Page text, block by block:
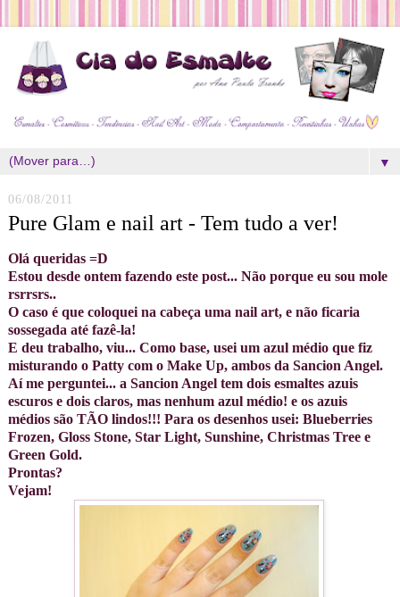
▼
06/08/2011
Pure Glam e nail art - Tem tudo a ver!
Olá queridas =D
Estou desde ontem fazendo este post... Não porque eu sou mole
rsrrsrs..
O caso é que coloquei na cabeça uma nail art, e não ficaria
sossegada até fazê-la!
E deu trabalho, viu... Como base, usei um azul médio que fiz
misturando o Patty com o Make Up, ambos da Sancion Angel.
Aí me perguntei... a Sancion Angel tem dois esmaltes azuis
escuros e dois claros, mas nenhum azul médio! e os azuis
médios são TÃO lindos!!! Para os desenhos usei: Blueberries
Frozen, Gloss Stone, Star Light, Sunshine, Christmas Tree e
Green Gold.
Prontas?
Vejam!